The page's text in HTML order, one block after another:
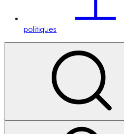
politiques